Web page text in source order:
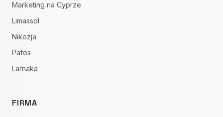
Marketing na Cyprze
Limassol
Nikozja
Pafos
Larnaka
FIRMA